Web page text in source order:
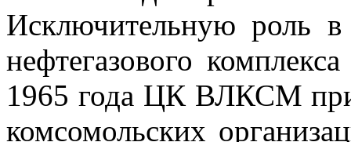
Исключительную роль в
нефтегазового
1965 года ЦК ВЛКСМ
комсомольских